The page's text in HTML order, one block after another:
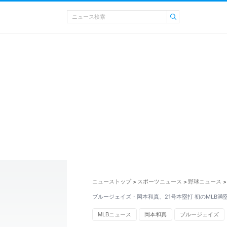
ニューストップ > スポーツニュース > 野球ニュース >
ブルージェイズ・岡本和真、21号本塁打 初のMLB満
MLBニュース 岡本和真 ブルージェイズ